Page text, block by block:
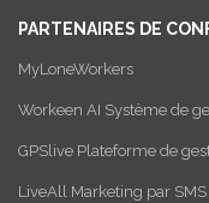
PARTENAIRES DE
MyLoneWorkers
Workeen AI Système de
GPSlive Plateforme de
LiveAll Marketing par SMS